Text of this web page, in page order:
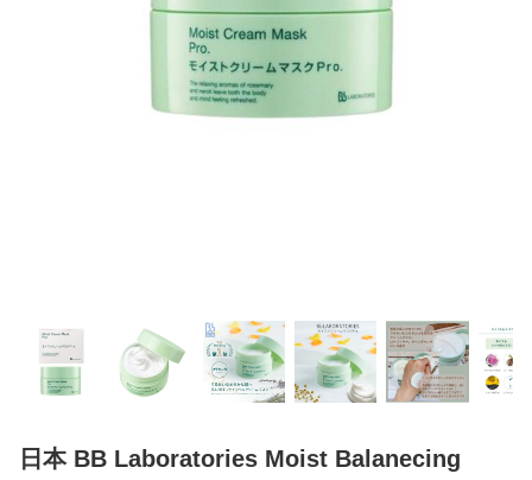
日本 BB Laboratories Moist Balanecing